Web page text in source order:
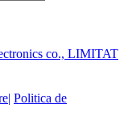
co., LIMITAT
| Politica de